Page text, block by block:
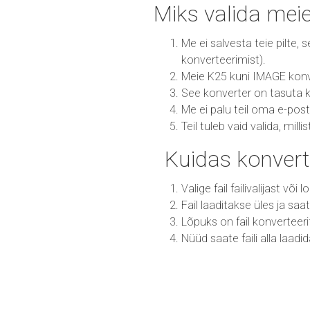
Miks valida
Me ei salvesta teie pilte,
konverteerimist).
Meie K25 kuni IMAGE
See konverter on tasuta
Me ei palu teil oma e-
Teil tuleb vaid valida,
Kuidas
Valige fail failivalijast või
Fail laaditakse üles ja
Lõpuks on fail
Nüüd saate faili alla